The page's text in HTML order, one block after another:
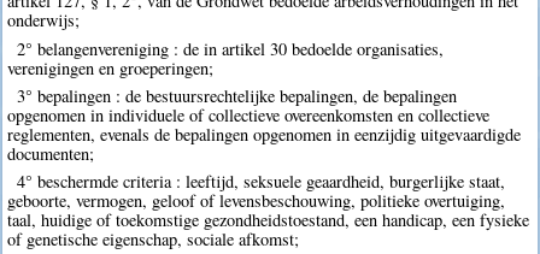
onderwijs;
2° belangenvereniging : de in artikel 30 bedoelde organisaties,
verenigingen en groeperingen;
3° bepalingen : de bestuursrechtelijke bepalingen, de bepalingen
opgenomen in individuele of collectieve overeenkomsten en collectieve
reglementen, evenals de bepalingen opgenomen in eenzijdig uitgevaardigde
documenten;
4° beschermde criteria : leeftijd, seksuele geaardheid, burgerlijke staat,
geboorte, vermogen, geloof of levensbeschouwing, politieke overtuiging,
taal, huidige of toekomstige gezondheidstoestand, een handicap, een fysieke
of genetische eigenschap, sociale afkomst;